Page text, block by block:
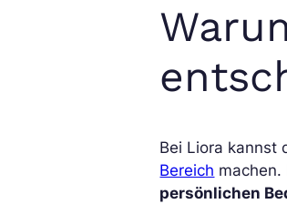
Bei Liora kannst
Bereich machen.
persönlichen